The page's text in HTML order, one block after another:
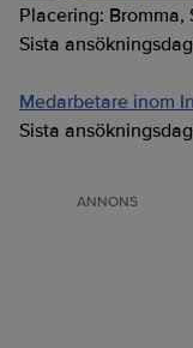
Placering: Bromma,
Sista
Medarbetare inom
Sista
ANNONS